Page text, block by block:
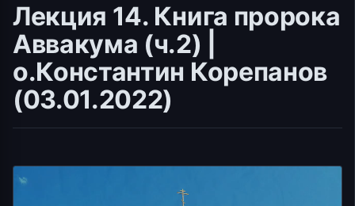
Лекция 14. Книга пророка
Аввакума (ч.2) |
о.Константин Корепанов
(03.01.2022)